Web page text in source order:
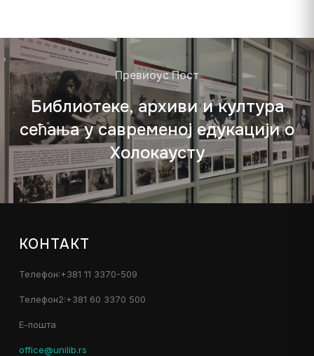
Превиоус Пост
Библиотеке, архиви и култура
сећања у савременој едукацији о
Холокаусту
КОНТАКТ
Телефон:+381 11 3370-509
Телефон2:+381 60 3370 500
Е-пошта
office@unilib.rs